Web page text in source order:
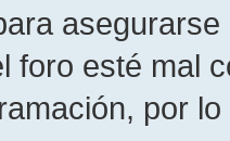
foro esté mal
por